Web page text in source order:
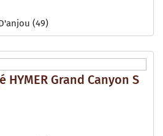
(49)
HYMER Grand Canyon S